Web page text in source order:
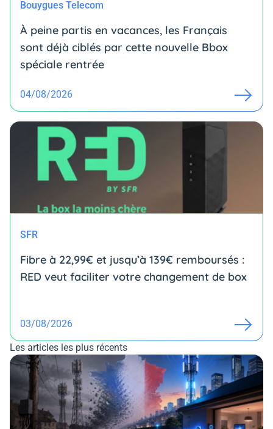
Bouygues Telecom
À peine partis en vacances, les Français
sont déjà ciblés par cette nouvelle Bbox
spéciale rentrée
04/08/2026
SFR
Fibre à 22,99€ et jusqu’à 139€ remboursés :
RED veut faciliter votre changement de box
03/08/2026
Les articles les plus récents